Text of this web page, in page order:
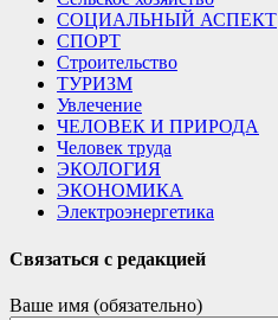
СОЦИАЛЬНЫЙ АСПЕКТ
СПОРТ
Строительство
ТУРИЗМ
Увлечение
ЧЕЛОВЕК И ПРИРОДА
Человек труда
ЭКОЛОГИЯ
ЭКОНОМИКА
Электроэнергетика
Связаться с редакцией
Ваше имя (обязательно)